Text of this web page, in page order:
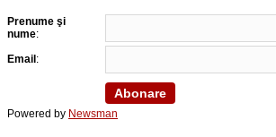
Prenume şi
nume:
Email :
Powered by Newsman